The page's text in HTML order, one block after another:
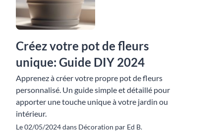
Créez votre pot de fleurs
unique: Guide DIY 2024
Apprenez à créer votre propre pot de fleurs
personnalisé. Un guide simple et détaillé pour
apporter une touche unique à votre jardin ou
intérieur.
Le 02/05/2024 dans Décoration par Ed B.